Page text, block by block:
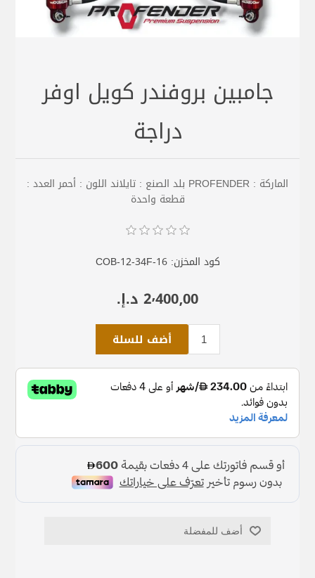
جامبين بروفندر كويل اوفر
دراجة
الماركة : PROFENDER بلد الصنع : تايلاند اللون : أحمر العدد :
قطعة واحدة
كود المخزن: COB-12-34F-16
2٬400٫00 د.إ.‏
أضف للسلة
أضف للمفضلة